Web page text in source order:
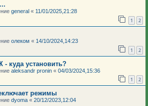
general « 11/01/2025,21:28
1 2
олеком « 14/10/2024,14:23
1 2
куда установить?
aleksandr pronin « 04/03/2024,15:36
1 2
режимы
dyoma « 20/12/2023,12:04